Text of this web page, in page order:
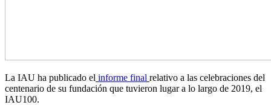
La IAU ha publicado el informe final relativo a las celebraciones del
centenario de su fundación que tuvieron lugar a lo largo de 2019, el
IAU100.